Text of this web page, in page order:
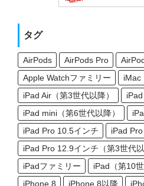
タグ
AirPods AirPods Pro
Apple Watchファミリー
iMac
iPad Air（第3世代以降）
iPad mini（第6世代以降）
iPad Pro 10.5インチ
iPad
iPad Pro 12.9インチ（第3世代以
iPadファミリー
iPad（第10世
iPhone 8
iPhone 8以降